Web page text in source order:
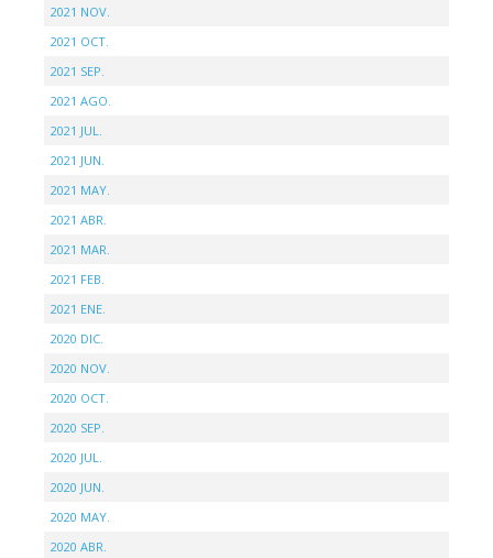
2021 NOV.
2021 OCT.
2021 SEP.
2021 AGO.
2021 JUL.
2021 JUN.
2021 MAY.
2021 ABR.
2021 MAR.
2021 FEB.
2021 ENE.
2020 DIC.
2020 NOV.
2020 OCT.
2020 SEP.
2020 JUL.
2020 JUN.
2020 MAY.
2020 ABR.